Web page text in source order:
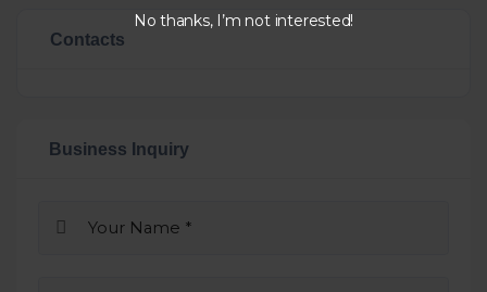
Contacts
Business Inquiry
No thanks, I’m not interested!